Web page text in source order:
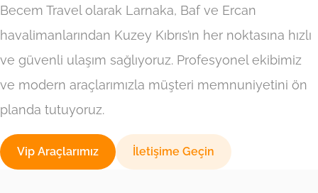
Becem Travel olarak Larnaka, Baf ve Ercan
havalimanlarından Kuzey Kıbrıs’ın her noktasına hızlı
ve güvenli ulaşım sağlıyoruz. Profesyonel ekibimiz
ve modern araçlarımızla müşteri memnuniyetini ön
planda tutuyoruz.
Vip Araçlarımız İletişime Geçin